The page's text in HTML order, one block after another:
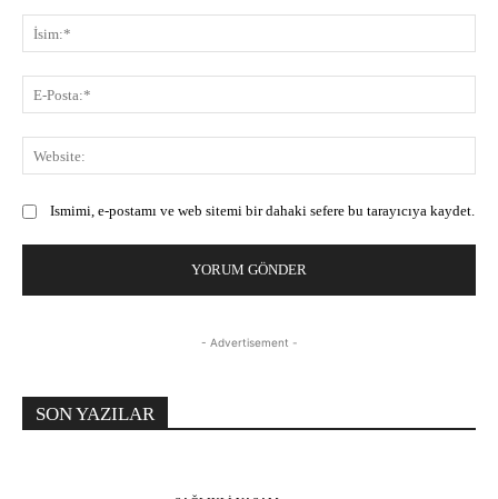
Ismimi, e-postamı ve web sitemi bir dahaki sefere bu tarayıcıya kaydet.
- Advertisement -
SON YAZILAR